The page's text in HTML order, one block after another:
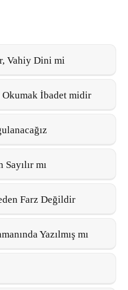
Vahiy Dini mi
Okumak İbadet midir
mı
Farz Değildir
Yazılmış mı